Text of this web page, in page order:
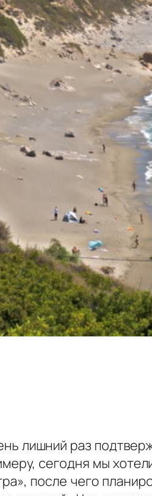
лишний раз
сегодня мы
после чего